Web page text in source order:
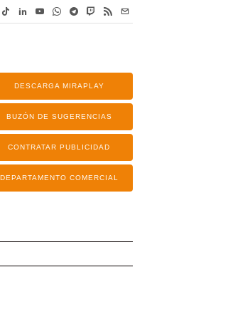
DESCARGA MIRAPLAY
BUZÓN DE SUGERENCIAS
CONTRATAR PUBLICIDAD
DEPARTAMENTO COMERCIAL